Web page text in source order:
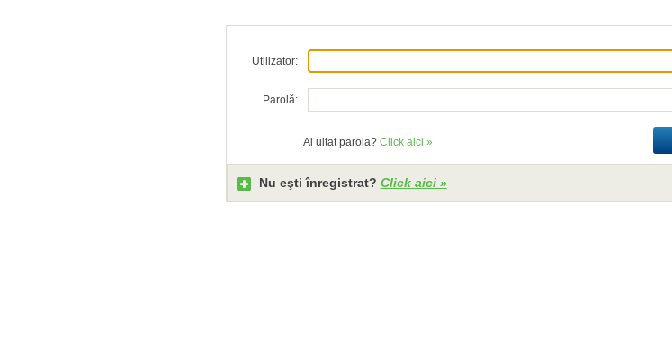
Utilizator:
Parolă:
Ai uitat parola? Click aici »
Nu eşti înregistrat? Click aici »